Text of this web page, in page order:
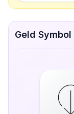
Geld